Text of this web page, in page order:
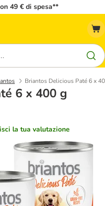
49 € di spesa**
Briantos Delicious Paté 6 x
6 x 400 g
la tua valutazione